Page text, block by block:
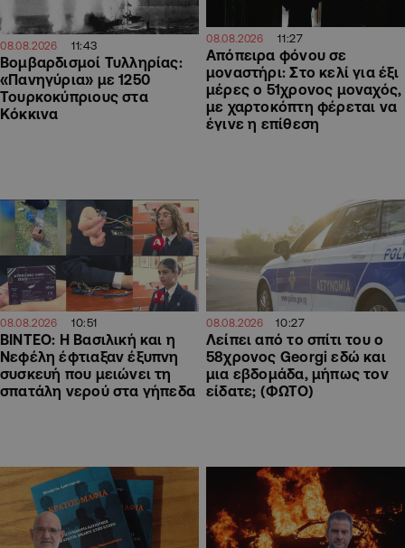
08.08.2026 11:43
Βομβαρδισμοί Τυλληρίας:
«Πανηγύρια» με 1250
Τουρκοκύπριους στα
Κόκκινα
08.08.2026 11:27
Απόπειρα φόνου σε
μοναστήρι: Στο κελί για έξι
μέρες ο 51χρονος μοναχός,
με χαρτοκόπτη φέρεται να
έγινε η επίθεση
08.08.2026 10:51
ΒΙΝΤΕΟ: Η Βασιλική και η
Νεφέλη έφτιαξαν έξυπνη
συσκευή που μειώνει τη
σπατάλη νερού στα γήπεδα
08.08.2026 10:27
Λείπει από το σπίτι του ο
58χρονος Georgi εδώ και
μια εβδομάδα, μήπως τον
είδατε; (ΦΩΤΟ)